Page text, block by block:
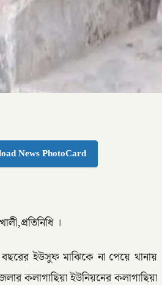
News PhotoCard
।
ইউসুফ মাঝিকে না পেয়ে থানায়
কলাগাছিয়া ইউনিয়নের কলাগাছিয়া